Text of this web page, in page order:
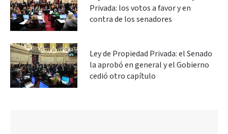
Privada: los votos a favor y en
contra de los senadores
Ley de Propiedad Privada: el Senado
la aprobó en general y el Gobierno
cedió otro capítulo